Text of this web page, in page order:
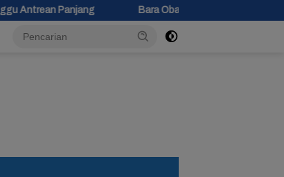
Bara Obat Nyamuk Jatuh di Kasur, Bocah 10 Tahun di